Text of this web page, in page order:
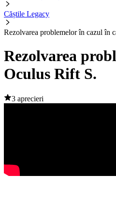
Căștile Legacy
Rezolvarea problemelor în cazul în
Rezolvarea
Oculus Rift S.
3 aprecieri